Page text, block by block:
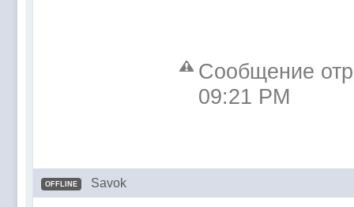
Сообщение
09:21 PM
OFFLINE Savok